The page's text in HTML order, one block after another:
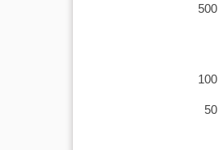
50
100
500